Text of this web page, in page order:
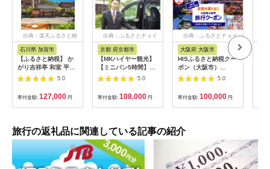
出典：楽天ふるさと納
石川県 加賀市
【ふるさと納税】 か
がり吉祥亭 和室 平日
限定 ペア宿泊券 1泊2
食付 2名 ペア 食事付
温泉 宿泊券 旅行 トラ
ベル 宿泊 宿泊施設 宿
レジャー F6P-0991
5.0
寄付金額: 127,000 円
出典：ふるさとチョイ
京都 府京都市
【MKハイヤー観光】
【ミニバン5時間】ド
ライバーとめぐるとっ
ておきの京都観光（3
／21-6／20・10／1-
11／30）
5.0
寄付金額: 108,000 円
出典：ふるさとチョイ
大阪府 大阪市
HISふるさと納税クー
ポン（大阪市）
30,000円分_OS039-
5.0
寄付金額: 100,000 円
旅行の返礼品に関連している記事の紹介